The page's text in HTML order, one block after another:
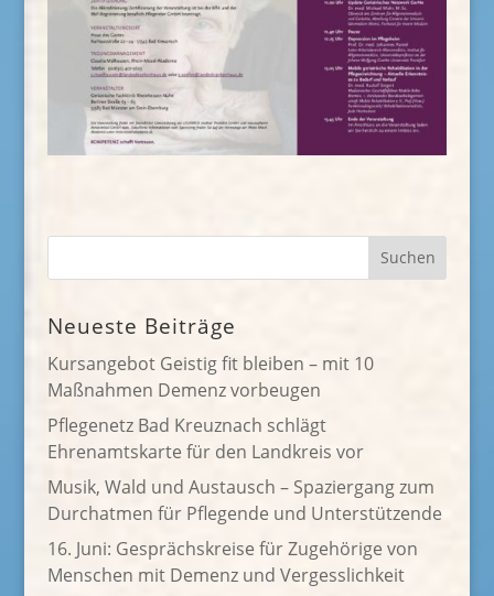
Neueste Beiträge
Kursangebot Geistig fit bleiben – mit 10
Maßnahmen Demenz vorbeugen
Pflegenetz Bad Kreuznach schlägt
Ehrenamtskarte für den Landkreis vor
Musik, Wald und Austausch – Spaziergang zum
Durchatmen für Pflegende und Unterstützende
16. Juni: Gesprächskreise für Zugehörige von
Menschen mit Demenz und Vergesslichkeit